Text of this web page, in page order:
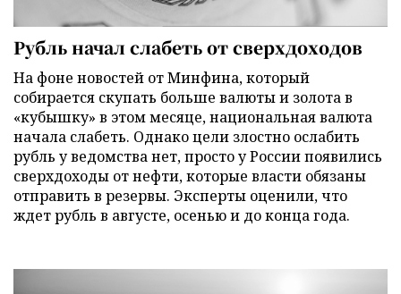
Рубль начал слабеть от сверхдоходов
На фоне новостей от Минфина, который
собирается скупать больше валюты и золота в
«кубышку» в этом месяце, национальная валюта
начала слабеть. Однако цели злостно ослабить
рубль у ведомства нет, просто у России появились
сверхдоходы от нефти, которые власти обязаны
отправить в резервы. Эксперты оценили, что
ждет рубль в августе, осенью и до конца года.